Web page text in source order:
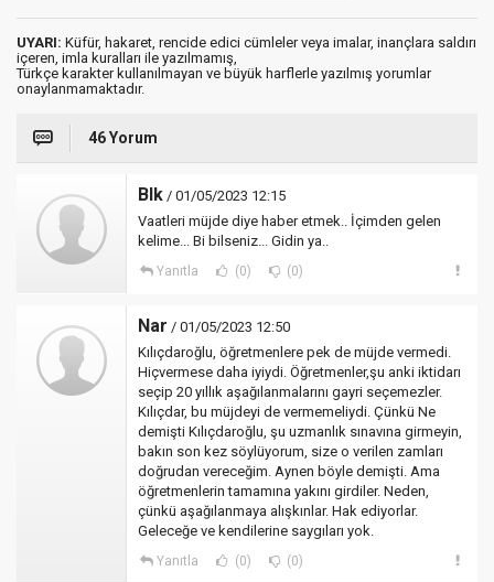
UYARI: Küfür, hakaret, rencide edici cümleler veya imalar, inançlara saldırı
içeren, imla kuralları ile yazılmamış,
Türkçe karakter kullanılmayan ve büyük harflerle yazılmış yorumlar
onaylanmamaktadır.
46 Yorum
Blk / 01/05/2023 12:15
Vaatleri müjde diye haber etmek.. İçimden gelen
kelime... Bi bilseniz... Gidin ya..
Yanıtla (0) (0)
Nar / 01/05/2023 12:50
Kılıçdaroğlu, öğretmenlere pek de müjde vermedi.
Hiçvermese daha iyiydi. Öğretmenler,şu anki iktidarı
seçip 20 yıllık aşağılanmalarını gayri seçemezler.
Kılıçdar, bu müjdeyi de vermemeliydi. Çünkü Ne
demişti Kılıçdaroğlu, şu uzmanlık sınavına girmeyin,
bakın son kez söylüyorum, size o verilen zamları
doğrudan vereceğim. Aynen böyle demişti. Ama
öğretmenlerin tamamına yakını girdiler. Neden,
çünkü aşağılanmaya alışkınlar. Hak ediyorlar.
Geleceğe ve kendilerine saygıları yok.
Yanıtla (0) (0)